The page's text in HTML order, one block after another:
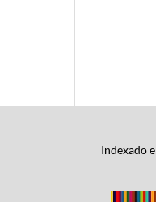
Indexado